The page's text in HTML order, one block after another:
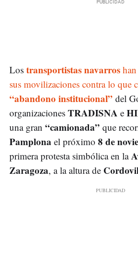
Los transportistas navarros
sus movilizaciones contra lo que
“abandono institucional” del
organizaciones TRADISNA e
una gran “camionada” que
Pamplona el próximo 8 de
primera protesta simbólica en la
Zaragoza, a la altura de